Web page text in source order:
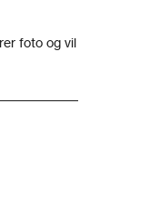
foto og vil